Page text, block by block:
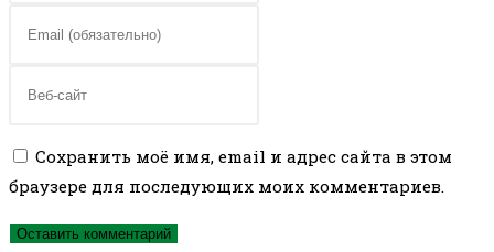
или
пользователя,
прокомментировать
адрес,
прокомментировать
веб-
сайта
(необязательно)
Сохранить моё имя, email и адрес сайта в этом
браузере для последующих моих комментариев.